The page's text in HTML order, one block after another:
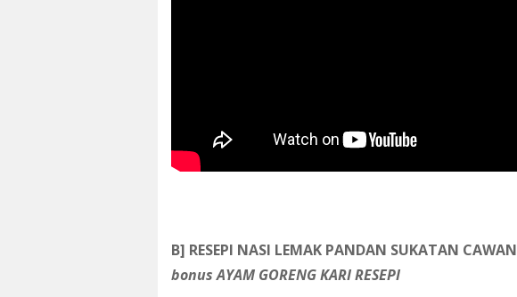
B] RESEPI NASI LEMAK PANDAN SUKATAN CAWAN
bonus AYAM GORENG KARI RESEPI